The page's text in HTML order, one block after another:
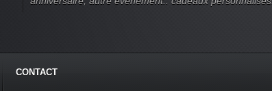
CONTACT